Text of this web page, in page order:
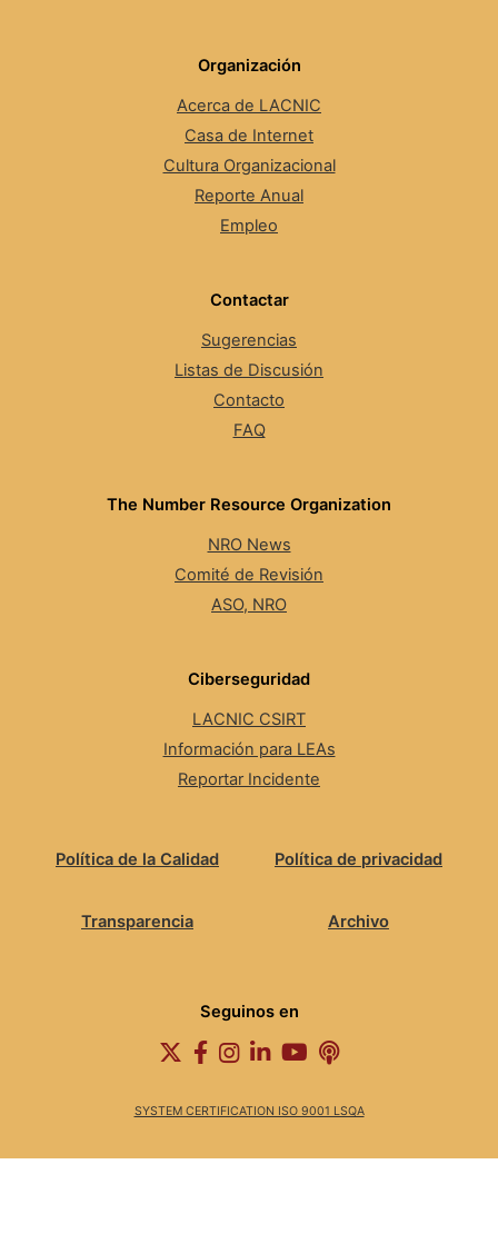
Organización
Acerca de LACNIC
Casa de Internet
Cultura Organizacional
Reporte Anual
Empleo
Contactar
Sugerencias
Listas de Discusión
Contacto
FAQ
The Number Resource Organization
NRO News
Comité de Revisión
ASO, NRO
Ciberseguridad
LACNIC CSIRT
Información para LEAs
Reportar Incidente
Seguinos en
Política de la Calidad Política de privacidad
Transparencia Archivo
SYSTEM CERTIFICATION ISO 9001 LSQA